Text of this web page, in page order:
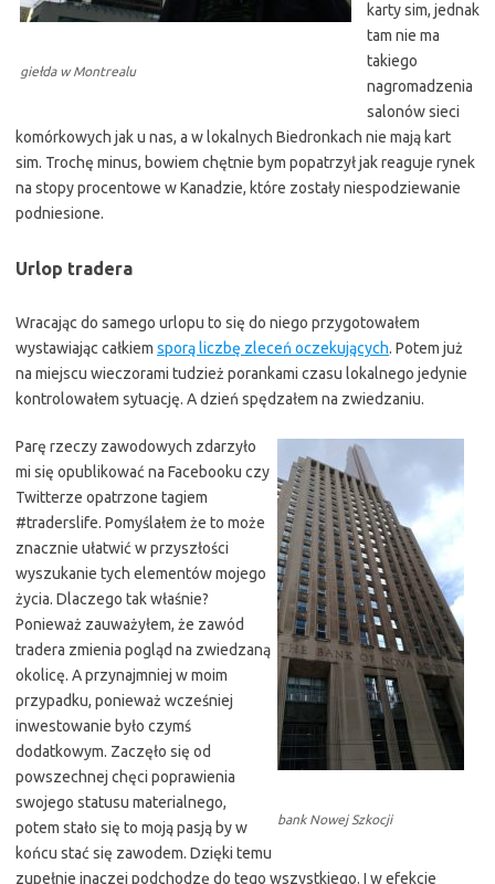
giełda w Montrealu
karty sim, jednak
tam nie ma
takiego
nagromadzenia
salonów sieci
komórkowych jak u nas, a w lokalnych Biedronkach nie mają kart
sim. Trochę minus, bowiem chętnie bym popatrzył jak reaguje rynek
na stopy procentowe w Kanadzie, które zostały niespodziewanie
podniesione.
Urlop tradera
Wracając do samego urlopu to się do niego przygotowałem
wystawiając całkiem sporą liczbę zleceń oczekujących. Potem już
na miejscu wieczorami tudzież porankami czasu lokalnego jedynie
kontrolowałem sytuację. A dzień spędzałem na zwiedzaniu.
bank Nowej Szkocji
Parę rzeczy zawodowych zdarzyło
mi się opublikować na Facebooku czy
Twitterze opatrzone tagiem
#traderslife. Pomyślałem że to może
znacznie ułatwić w przyszłości
wyszukanie tych elementów mojego
życia. Dlaczego tak właśnie?
Ponieważ zauważyłem, że zawód
tradera zmienia pogląd na zwiedzaną
okolicę. A przynajmniej w moim
przypadku, ponieważ wcześniej
inwestowanie było czymś
dodatkowym. Zaczęło się od
powszechnej chęci poprawienia
swojego statusu materialnego,
potem stało się to moją pasją by w
końcu stać się zawodem. Dzięki temu
zupełnie inaczej podchodzę do tego wszystkiego. I w efekcie